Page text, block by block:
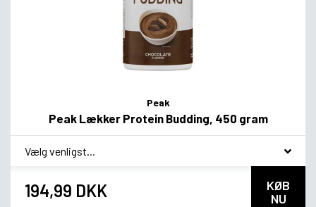
Peak
Peak Lækker Protein Budding, 450 gram
* smag
194,99 DKK
KØB
NU